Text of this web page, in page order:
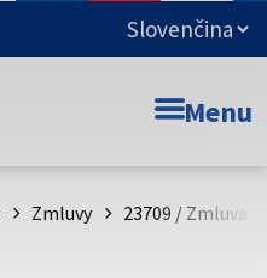
Prešovského
Menu
Zmluvy 23709 / Zmluva o